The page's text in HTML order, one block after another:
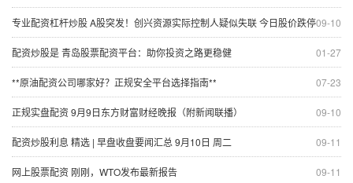
09-10
专业配资杠杆炒股 A股突发！创兴资源实际控制人疑似失联 今日股价跌停
01-27
配资炒股是 青岛股票配资平台：助你投资之路更稳健
07-23
**原油配资公司哪家好？正规安全平台选择指南**
09-10
正规实盘配资 9月9日东方财富财经晚报（附新闻联播）
09-11
配资炒股利息 精选 | 早盘收盘要闻汇总 9月10日 周二
09-11
网上股票配资 刚刚，WTO发布最新报告